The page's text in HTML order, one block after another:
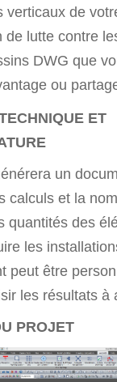
verticaux de
de lutte contre
DWG que
ou
ET
un
calculs et la
quantités des
les
peut être
les résultats à
PROJET